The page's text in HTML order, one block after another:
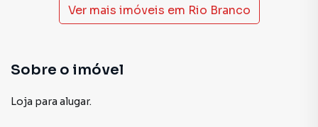
Ver mais imóveis em Rio Branco
Sobre o imóvel
Loja para alugar.